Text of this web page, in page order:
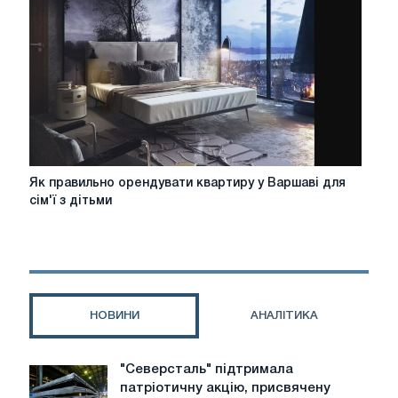
квартири
Москві
Як
правильно
Варшаві
Як правильно орендувати квартиру у Варшаві для
сім'ї з дітьми
НОВИНИ АНАЛІТИКА
"Северсталь"
підтримала
"Северсталь" підтримала
патріотичну акцію, присвячену